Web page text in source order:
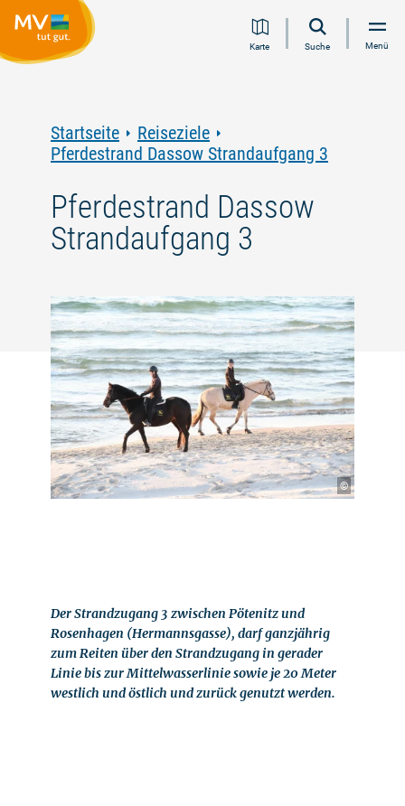
Inhalt
Navigation
Volltextsuche
FooterKarte Suche Menü
Startseite
Reiseziele
Pferdestrand Dassow Strandaufgang 3
Pferdestrand Dassow
Strandaufgang 3
©
Der Strandzugang 3 zwischen Pötenitz und
Rosenhagen (Hermannsgasse), darf ganzjährig
zum Reiten über den Strandzugang in gerader
Linie bis zur Mittelwasserlinie sowie je 20 Meter
westlich und östlich und zurück genutzt werden.